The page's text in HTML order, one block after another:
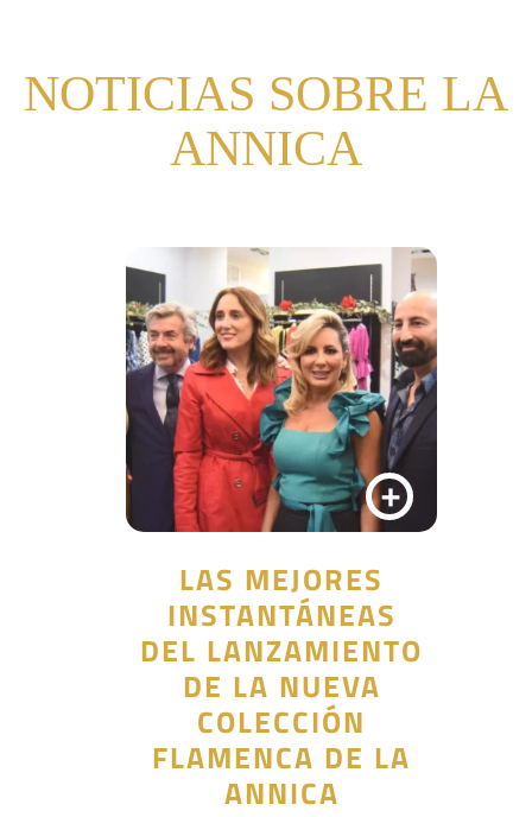
NOTICIAS SOBRE LA
ANNICA
+
LAS MEJORES
INSTANTÁNEAS
DEL LANZAMIENTO
DE LA NUEVA
COLECCIÓN
FLAMENCA DE LA
ANNICA